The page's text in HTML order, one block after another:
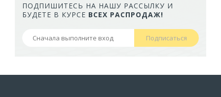
ПОДПИШИТЕСЬ НА НАШУ РАССЫЛКУ И
БУДЕТЕ В КУРСЕ ВСЕХ РАСПРОДАЖ!
Подписаться